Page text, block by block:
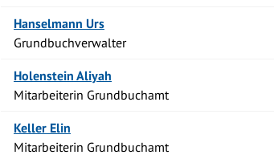
Hanselmann UrsFunktion
Grundbuchverwalter
Holenstein AliyahFunktion
Mitarbeiterin Grundbuchamt
KellerElinFunktion
Mitarbeiterin Grundbuchamt